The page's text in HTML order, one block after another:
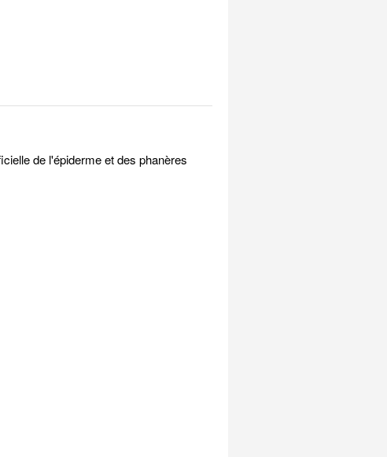
de l'épiderme et des phanères